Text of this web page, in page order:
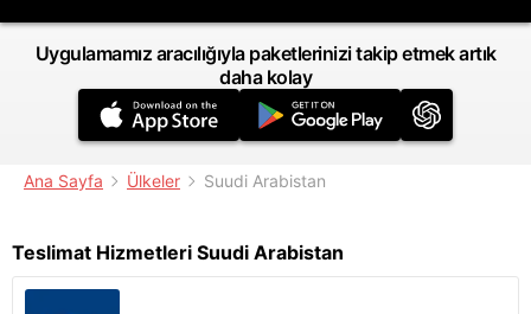
Uygulamamız aracılığıyla paketlerinizi takip etmek artık
daha kolay
Ana Sayfa Ülkeler Suudi Arabistan
Teslimat Hizmetleri Suudi Arabistan